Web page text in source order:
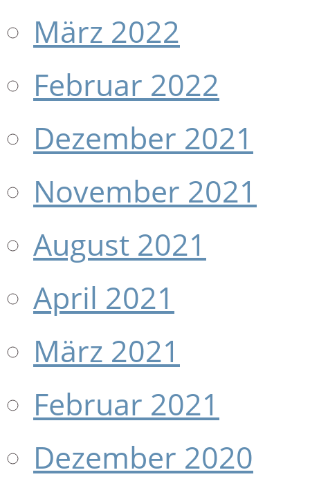
März 2022
Februar 2022
Dezember 2021
November 2021
August 2021
April 2021
März 2021
Februar 2021
Dezember 2020